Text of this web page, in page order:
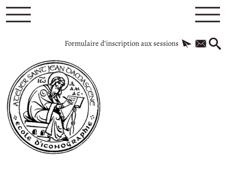
Formulaire d’inscription aux sessions